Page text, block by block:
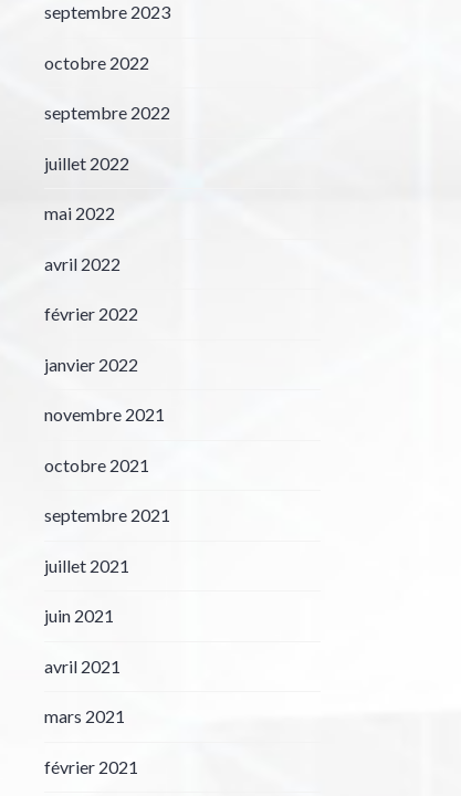
septembre 2023
octobre 2022
septembre 2022
juillet 2022
mai 2022
avril 2022
février 2022
janvier 2022
novembre 2021
octobre 2021
septembre 2021
juillet 2021
juin 2021
avril 2021
mars 2021
février 2021